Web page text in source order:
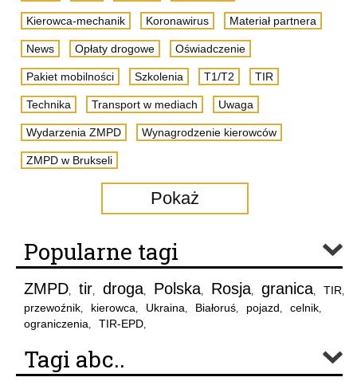
Kierowca-mechanik Koronawirus Materiał partnera
News Opłaty drogowe Oświadczenie
Pakiet mobilności Szkolenia T1/T2 TIR
Technika Transport w mediach Uwaga
Wydarzenia ZMPD Wynagrodzenie kierowców
ZMPD w Brukseli
Pokaż
Popularne tagi
ZMPD, tir, droga, Polska, Rosja, granica, TIR,
przewoźnik, kierowca, Ukraina, Białoruś, pojazd, celnik,
ograniczenia, TIR-EPD,
Tagi abc..